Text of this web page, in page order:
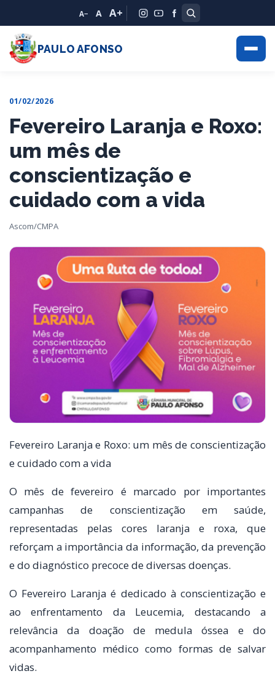
A− A A+
PAULO AFONSO
01/02/2026
Fevereiro Laranja e Roxo:
um mês de
conscientização e
cuidado com a vida
Ascom/CMPA
Fevereiro Laranja e Roxo: um mês de conscientização
e cuidado com a vida
O mês de fevereiro é marcado por importantes
campanhas de conscientização em saúde,
representadas pelas cores laranja e roxa, que
reforçam a importância da informação, da prevenção
e do diagnóstico precoce de diversas doenças.
O Fevereiro Laranja é dedicado à conscientização e
ao enfrentamento da Leucemia, destacando a
relevância da doação de medula óssea e do
acompanhamento médico como formas de salvar
vidas.